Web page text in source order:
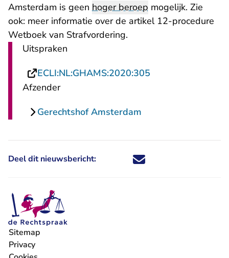
Amsterdam is geen hoger beroep mogelijk. Zie
ook: meer informatie over de artikel 12-procedure
Wetboek van Strafvordering.
Uitspraken
ECLI:NL:GHAMS:2020:305
Afzender
Gerechtshof Amsterdam
Deel dit nieuwsbericht: Deel dit nieuwsbericht via X -
Deel dit nieuwsbericht via
Deel dit nieuwsbericht
Deel dit
Sitemap
Privacy